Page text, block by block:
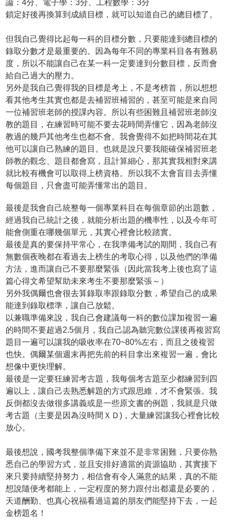
論：4分、電子學：3分、工程數學：3分
鎖定好後再換算到成績目標，就可以知道自己的總目標了。
但我自己覺得比起每一科的目標分數，只要能達到總目標的
錄取分數才是最重要的。因為每年不同的專業科目各有難易
度，所以不能讓自己在某一科一定要達到分數目標，反而會
給自己過大的壓力。
另外是我自己覺得我的目標是考上，不是考榜首，所以想想
看其他考生其實也都是去補習班補習的，甚至可能是來自同
一位補習班老師的授課內容。所以有些困難且補習班老師沒
教的題目，在練習時可能不要去花時間弄懂它，因為老師沒
教過的幾戶其他考生也都不會。我會覺得不如把時間花在其
他可以讓自己熟練的題目。也就是說只要我能確保補習班老
師教的觀念、題目都會寫，且計算細心，那其實我相對來講
就比較有機會可以取得上榜資格。所以我不太會盲目去弄懂
每個題目，只會盡可能弄懂常出的題目。
最後是我會自己統整每一個專業科目在每個章節的出題數，
經過我自己統計之後，就能分析出題的機率性，以及今年可
能會側重在哪幾個單元，其實心裡會比較踏實。
最後是真的要保持平常心，在我準備考試的期間，我自己有
無數個夜晚都在看過去上榜生的考取心得，以及他們的準備
方法，進而讓自己不要那麼緊張（因此當我考上後也寫了這
篇心得文希望幫助未來考生不要那麼緊張～）
另外我偶爾也會很去算錄取率跟錄取分數，希望自己的成果
能達到錄取標準，讓自己放鬆。
以兼職準備來說，我自己會建議每一科的數位課加複習一遍
的時間不要超過2.5個月，我自己認為聽完數位課後再複習寫
題目一遍可以讓我的吸收率在70~80%左右，而且之後複習
也快。偶爾某個週末再把先前的科目拿出來複習一遍，會比
想像中更快理解。
最後是一定要狂練習考古題，我每個考古題至少都練習到四
遍以上，讓自己去熟悉解題的方式跟思維，才不會緊張。我
反倒都沒去做很多講義或是一些原文書的例題，我就是只做
考古題（主要是因為沒時間ＸＤ)，大量練習讓我心裡會比較
放心。
最後想說，國考我整個準備下來並不是非常困難，只要你熟
悉自己的學習方式，並且安排好適當的資源協助，其實接下
來只要持續堅持努力，相信會有令人滿意的結果，真的不能
想說隨便考都能上，一定程度的努力跟付出都還是必要的，
天道酬勤、也真心祝福看過這篇的朋友們能堅持下去，一起
金榜題名！